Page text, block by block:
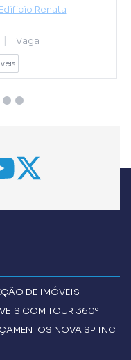
Renata
| 1 Vaga
DE IMÓVEIS
COM TOUR 360º
NOVA SP INC